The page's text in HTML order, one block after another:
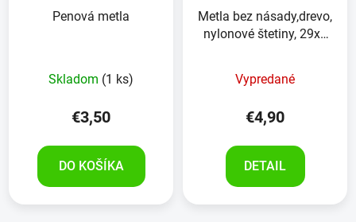
Penová metla
Skladom (1 ks)
€3,50
DO KOŠÍKA
Metla bez násady,drevo,
nylonové štetiny, 29x5
Vypredané
€4,90
DETAIL